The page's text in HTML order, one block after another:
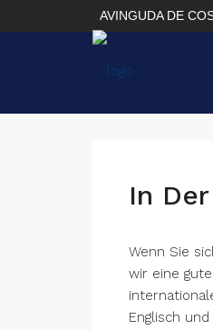
AVINGUDA DE
In
Wenn Sie
wir eine
Englisch